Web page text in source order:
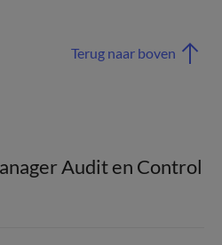
Terug naar boven
Audit en Control